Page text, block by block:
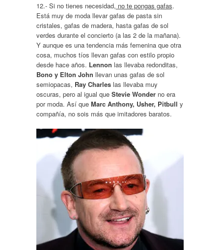
12.- Si no tienes necesidad, no te pongas gafas.
Está muy de moda llevar gafas de pasta sin
cristales, gafas de madera, hasta gafas de sol
verdes durante el concierto (a las 2 de la mañana).
Y aunque es una tendencia más femenina que otra
cosa, muchos tíos llevan gafas con estilo propio
desde hace años. Lennon las llevaba redonditas,
Bono y Elton John llevan unas gafas de sol
semiopacas, Ray Charleslas llevaba muy
oscuras, pero al igual que Stevie Wonderno era
por moda. Así que Marc Anthony, Usher, Pitbull y
compañía, no sois más que imitadores baratos.